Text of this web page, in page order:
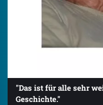
"Das ist für alle sehr
Geschichte."